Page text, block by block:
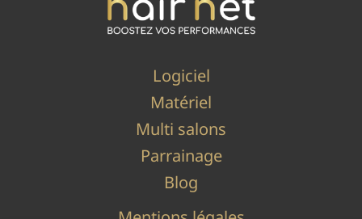
Logiciel
Matériel
Multi salons
Parrainage
Blog